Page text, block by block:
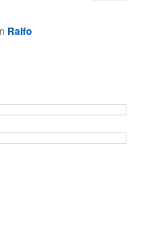
Ralfo